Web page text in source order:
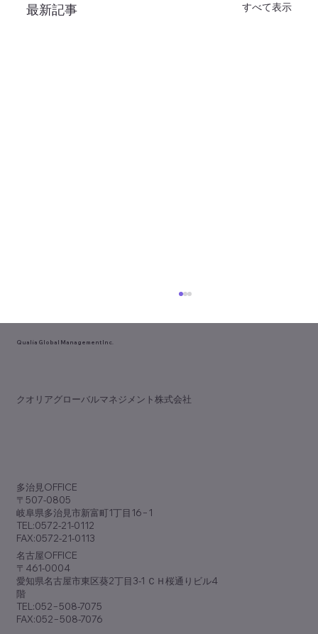
最新記事 すべて表示
Qualia Global Management Inc.
​クオリアグローバルマネジメント株式会社
​多治見OFFICE
〒507-0805
岐阜県多治見市新富町1丁目16−1
TEL:0572-21-0112
FAX:0572-21-0113
​名古屋OFFICE
〒461-0004
愛知県名古屋市東区葵2丁目3-1 ＣＨ桜通りビル4
階
TEL:052−508-7075
FAX:052−508-7076